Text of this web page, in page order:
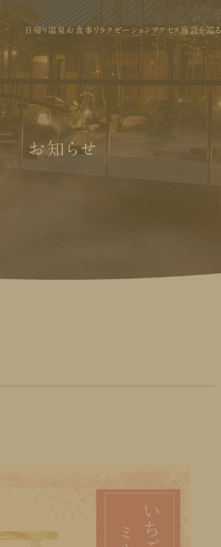
日帰り温泉 お食事 リラクゼーション アクセス 施設を巡る
お知らせ